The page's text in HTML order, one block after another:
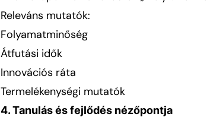
Releváns mutatók:
Folyamatminőség
Átfutási idők
Innovációs ráta
Termelékenységi mutatók
4. Tanulás és fejlődés nézőpontja